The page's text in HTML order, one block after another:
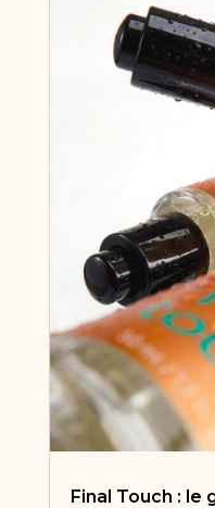
Final Touch : le